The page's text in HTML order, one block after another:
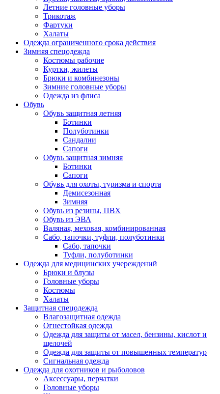
Летние головные уборы
Трикотаж
Фартуки
Халаты
Одежда ограниченного срока действия
Зимняя спецодежда
Костюмы рабочие
Куртки, жилеты
Брюки и комбинезоны
Зимние головные уборы
Одежда из флиса
Обувь
Обувь защитная летняя
Ботинки
Полуботинки
Сандалии
Сапоги
Обувь защитная зимняя
Ботинки
Сапоги
Обувь для охоты, туризма и спорта
Демисезонная
Зимняя
Обувь из резины, ПВХ
Обувь из ЭВА
Валяная, меховая, комбинированная
Сабо, тапочки, туфли, полуботинки
Сабо, тапочки
Туфли, полуботинки
Одежда для медицинских учереждений
Брюки и блузы
Головные уборы
Костюмы
Халаты
Защитная спецодежда
Влагозащитная одежда
Огнестойкая одежда
Одежда для защиты от масел, бензины, кислот и
щелочей
Одежда для защиты от повышенных температур
Сигнальная одежда
Одежда для охотников и рыболовов
Аксессуары, перчатки
Головные уборы